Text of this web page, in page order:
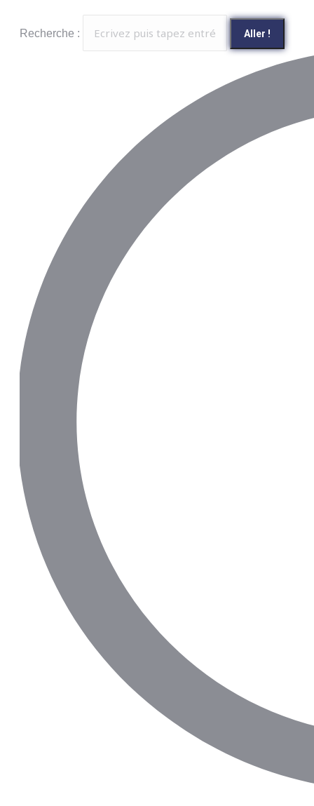
Recherche :